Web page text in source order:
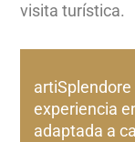
visita turística.
experiencia
adaptada a